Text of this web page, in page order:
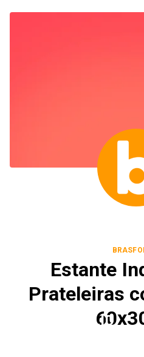
Estante
Prateleiras
ESTABILID